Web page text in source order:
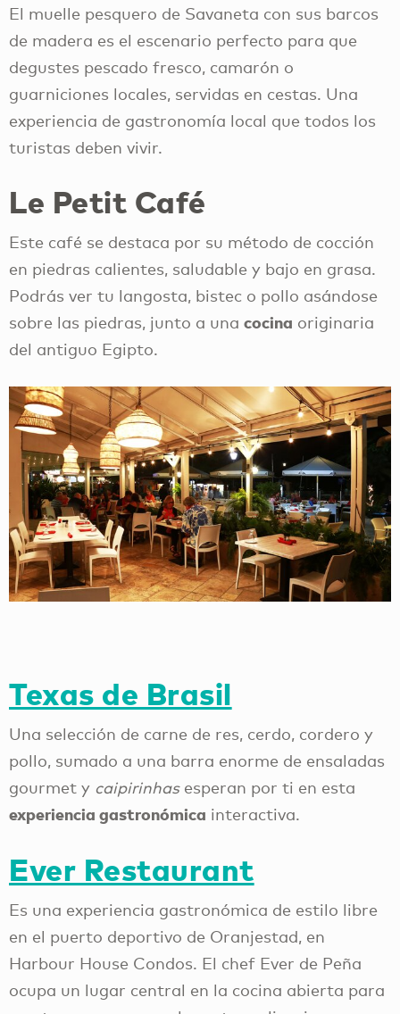
El muelle pesquero de Savaneta con sus barcos
de madera es el escenario perfecto para que
degustes pescado fresco, camarón o
guarniciones locales, servidas en cestas. Una
experiencia de gastronomía local que todos los
turistas deben vivir.
Le Petit Café
Este café se destaca por su método de cocción
en piedras calientes, saludable y bajo en grasa.
Podrás ver tu langosta, bistec o pollo asándose
sobre las piedras, junto a una cocina originaria
del antiguo Egipto.
Texas de Brasil
Una selección de carne de res, cerdo, cordero y
pollo, sumado a una barra enorme de ensaladas
gourmet y caipirinhasesperan por ti en esta
experiencia gastronómica interactiva.
Ever Restaurant
Es una experiencia gastronómica de estilo libre
en el puerto deportivo de Oranjestad, en
Harbour House Condos. El chef Ever de Peña
ocupa un lugar central en la cocina abierta para